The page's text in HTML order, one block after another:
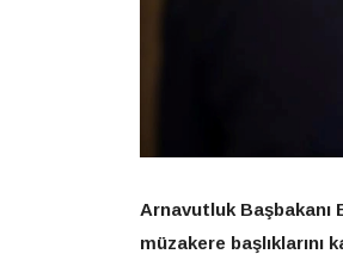
Arnavutluk Başbakanı
müzakere